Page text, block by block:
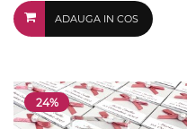
ADAUGA IN COS
24%